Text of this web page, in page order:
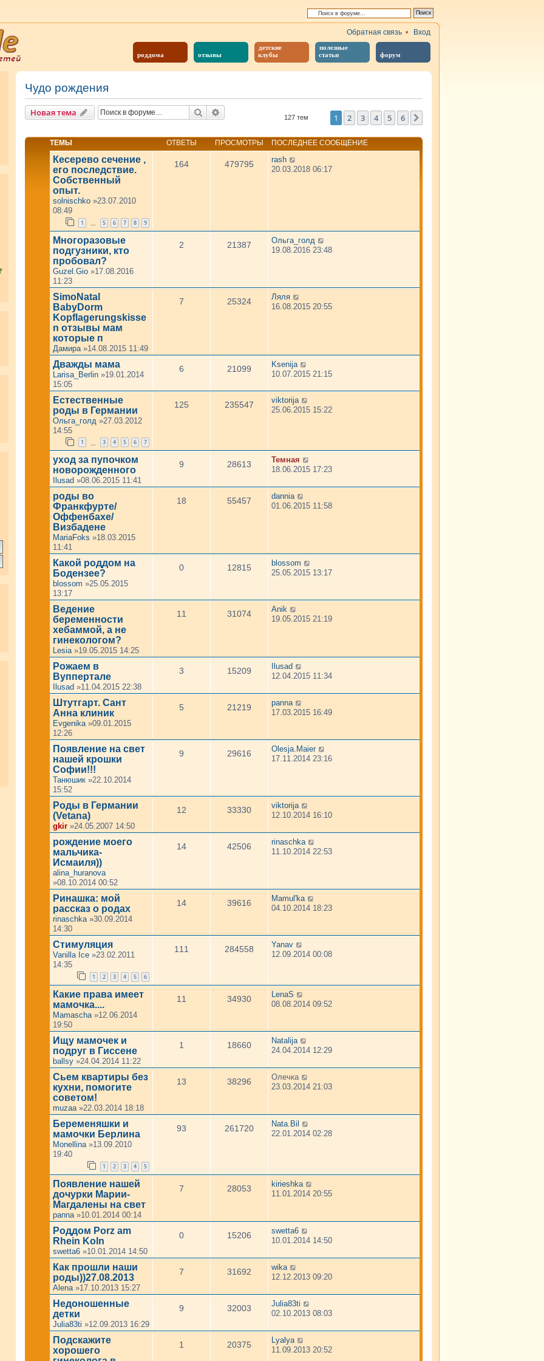
роддома отзывы
детские
клубы
полезные
статьи
форум
Обратная связь • Вход
Чудо рождения
Новая тема Поиск 127 тем 1 2 3 4 5 6
ТЕМЫ ОТВЕТЫ ПРОСМОТРЫ ПОСЛЕДНЕЕ СООБЩЕНИЕ
Кесерево сечение ,
его последствие.
Собственный
опыт.
solnischko »23.07.2010
08:49
1 5 6 7 8 9
164 479795
rash
20.03.2018 06:17
Многоразовые
подгузники, кто
пробовал?
Guzel.Gio »17.08.2016
11:23
2 21387
Ольга_голд
19.08.2016 23:48
SimoNatal
BabyDorm
Kopflagerungskisse
n отзывы мам
которые п
Дамира »14.08.2015 11:49
7 25324
Ляля
16.08.2015 20:55
Дважды мама
Larisa_Berlin »19.01.2014
15:05
6 21099
Ksenija
10.07.2015 21:15
Естественные
роды в Германии
Ольга_голд »27.03.2012
14:55
1 3 4 5 6 7
125 235547
viktorija
25.06.2015 15:22
уход за пупочком
новорожденного
Ilusad »08.06.2015 11:41
9 28613
Темная
18.06.2015 17:23
роды во
Франкфурте/
Оффенбахе/
Визбадене
MariaFoks »18.03.2015
11:41
18 55457
dannia
01.06.2015 11:58
Какой роддом на
Бодензее?
blossom »25.05.2015
13:17
0 12815
blossom
25.05.2015 13:17
Ведение
беременности
хебаммой, а не
гинекологом?
Lesia»19.05.2015 14:25
11 31074
Anik
19.05.2015 21:19
Рожаем в
Вуппертале
Ilusad »11.04.2015 22:38
3 15209
Ilusad
12.04.2015 11:34
Штутгарт. Сант
Анна клиник
Evgenika»09.01.2015
12:26
5 21219
panna
17.03.2015 16:49
Появление на свет
нашей крошки
Софии!!!
Танюшик »22.10.2014
15:52
9 29616
Olesja.Maier
17.11.2014 23:16
Роды в Германии
(Vetana)
gkir »24.05.2007 14:50
12 33330
viktorija
12.10.2014 16:10
рождение моего
мальчика-
Исмаиля))
alina_huranova
»08.10.2014 00:52
14 42506
rinaschka
11.10.2014 22:53
Ринашка: мой
рассказ о родах
rinaschka»30.09.2014
14:30
14 39616
Mamul'ka
04.10.2014 18:23
Стимуляция
Vanilla Ice »23.02.2011
14:35
1 2 3 4 5 6
111 284558
Yanav
12.09.2014 00:08
Какие права имеет
мамочка....
Mamascha»12.06.2014
19:50
11 34930
LenaS
08.08.2014 09:52
Ищу мамочек и
подруг в Гиссене
ballsy »24.04.2014 11:22
1 18660
Natalija
24.04.2014 12:29
Сьем квартиры без
кухни, помогите
советом!
muzaa»22.03.2014 18:18
13 38296
Олечка
23.03.2014 21:03
Беременяшки и
мамочки Берлина
Monellina»13.09.2010
19:40
1 2 3 4 5
93 261720
Nata.Bil
22.01.2014 02:28
Появление нашей
дочурки Марии-
Магдалены на свет
panna »10.01.2014 00:14
7 28053
kirieshka
11.01.2014 20:55
Роддом Porz am
Rhein Koln
swetta6 »10.01.2014 14:50
0 15206
swetta6
10.01.2014 14:50
Как прошли наши
роды))27.08.2013
Alena »17.10.2013 15:27
7 31692
wika
12.12.2013 09:20
Недоношенные
детки
Julia83ti »12.09.2013 16:29
9 32003
Julia83ti
02.10.2013 08:03
Подскажите
хорошего
1 20375
Lyalya
11.09.2013 20:52